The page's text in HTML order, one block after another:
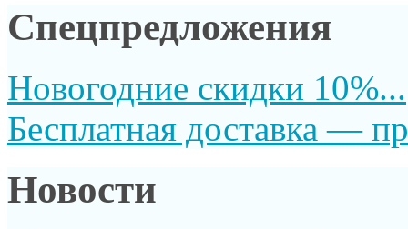
Спецпредложения
Новогодние скидки 10%...
Бесплатная доставка —
Новости